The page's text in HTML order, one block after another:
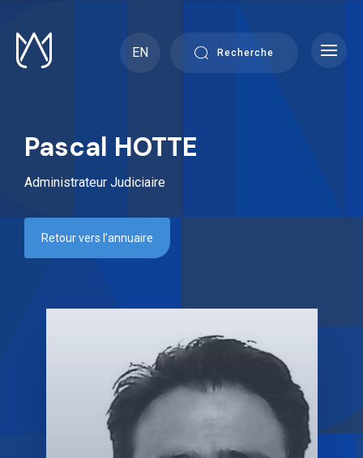
content
EN
Recherche
Pascal HOTTE
Administrateur Judiciaire
Retour vers l’annuaire